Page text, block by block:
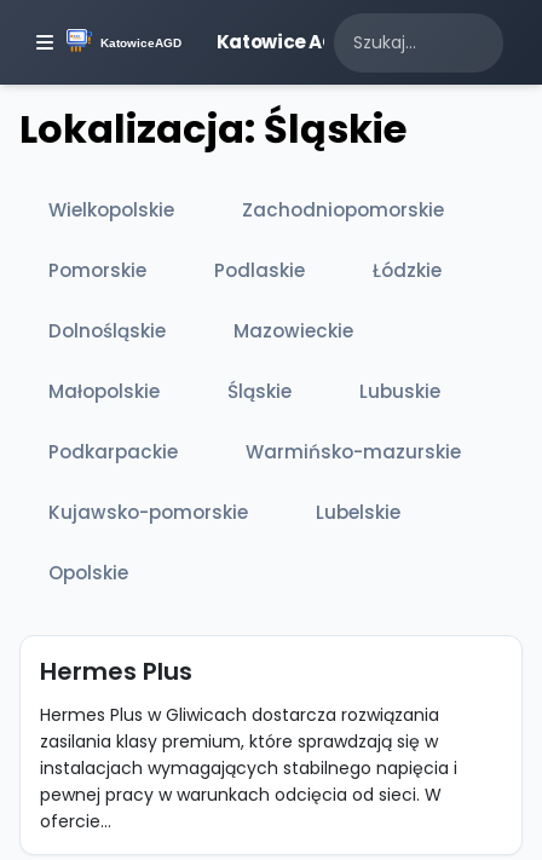
Katowice AGD
Lokalizacja: Śląskie
Wielkopolskie Zachodniopomorskie
Pomorskie Podlaskie Łódzkie
Dolnośląskie Mazowieckie
Małopolskie Śląskie Lubuskie
Podkarpackie Warmińsko-mazurskie
Kujawsko-pomorskie Lubelskie
Opolskie
Hermes Plus
Hermes Plus w Gliwicach dostarcza rozwiązania
zasilania klasy premium, które sprawdzają się w
instalacjach wymagających stabilnego napięcia i
pewnej pracy w warunkach odcięcia od sieci. W
ofercie...